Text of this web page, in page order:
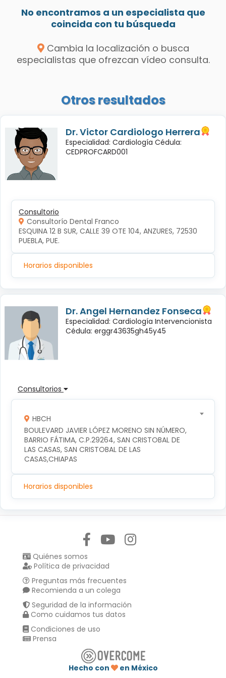
No encontramos a un especialista que
coincida con tu búsqueda
Cambia la localización o busca
especialistas que ofrezcan vídeo consulta.
Otros resultados
Dr. Victor Cardiologo Herrera
Especialidad: Cardiología Cédula:
CEDPROFCARD001
Consultorio
Consultorío Dental Franco
ESQUINA 12 B SUR, CALLE 39 OTE 104, ANZURES, 72530
PUEBLA, PUE.
Horarios disponibles
Dr. Angel Hernandez Fonseca
Especialidad: Cardiología Intervencionista
Cédula: erggr43635gh45y45
Consultorios
HBCH
BOULEVARD JAVIER LÓPEZ MORENO SIN NÚMERO,
BARRIO FÁTIMA, C.P.29264, SAN CRISTOBAL DE
LAS CASAS, SAN CRISTOBAL DE LAS
CASAS,CHIAPAS
Horarios disponibles
Quiénes somos
Política de privacidad
Preguntas más frecuentes
Recomienda a un colega
Seguridad de la información
Como cuidamos tus datos
Condiciones de uso
Prensa
Hecho con
en México